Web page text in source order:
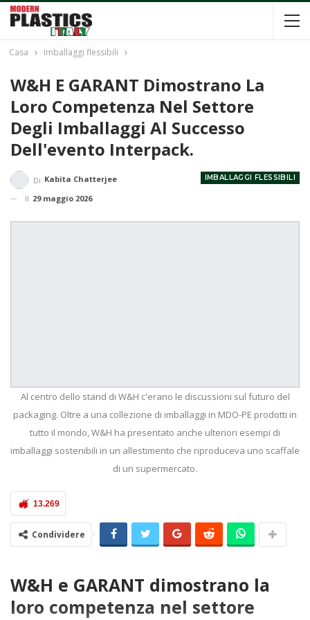
Casa Imballaggi flessibili
W&H E GARANT Dimostrano La
Loro Competenza Nel Settore
Degli Imballaggi Al Successo
Dell'evento Interpack.
IMBALLAGGI FLESSIBILI
Di Kabita Chatterjee
Il 29 maggio 2026
Al centro dello stand di W&H c'erano le discussioni sul futuro del
packaging. Oltre a una collezione di imballaggi in MDO-PE prodotti in
tutto il mondo, W&H ha presentato anche ulteriori esempi di
imballaggi sostenibili in un allestimento che riproduceva uno scaffale
di un supermercato.
13.269
Condividere
W&H e GARANT dimostrano la
loro competenza nel settore